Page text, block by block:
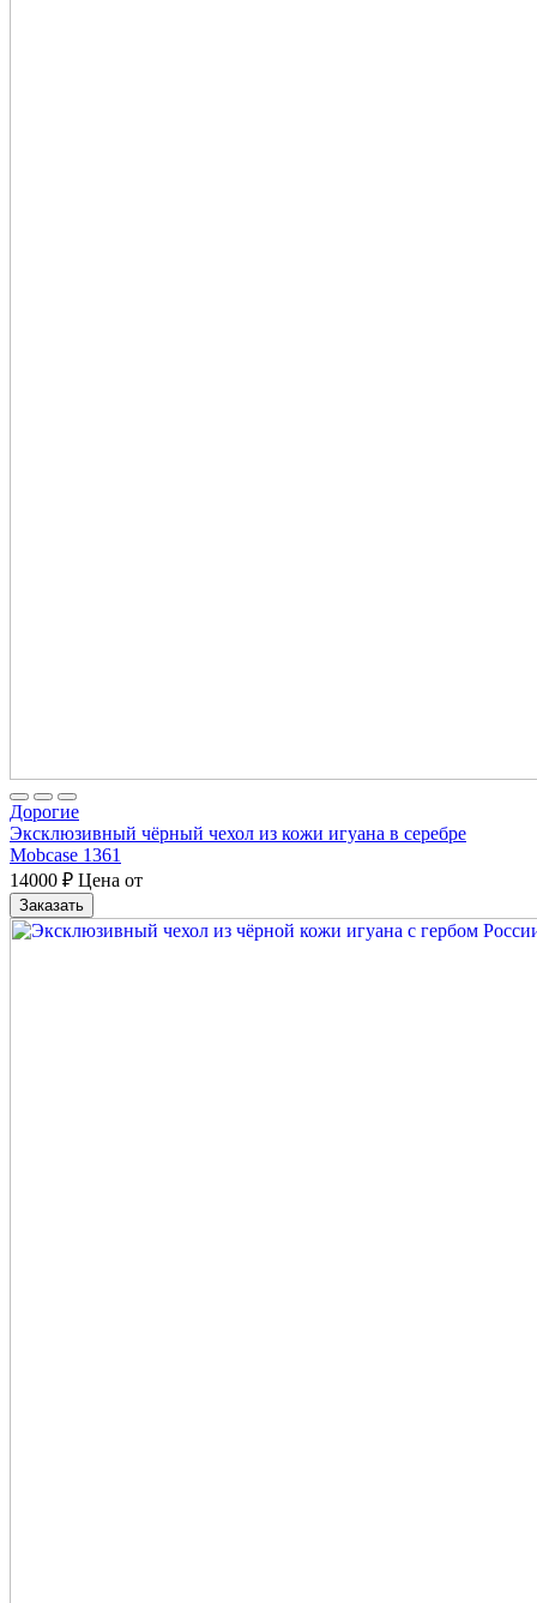
Дорогие
Эксклюзивный чёрный чехол из кожи игуана в серебре
Mobcase 1361
14000 ₽ Цена от
Заказать